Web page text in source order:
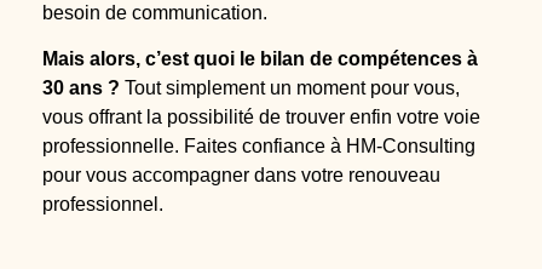
besoin de communication.
Mais alors, c’est quoi le bilan de compétences à
30 ans ? Tout simplement un moment pour vous,
vous offrant la possibilité de trouver enfin votre voie
professionnelle. Faites confiance à HM-Consulting
pour vous accompagner dans votre renouveau
professionnel.